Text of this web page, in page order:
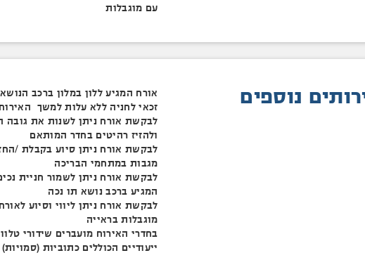
עם מוגבלות
נוספים
אורח המגיע ללון במלון ברכב
זכאי לחניה ללא עלות למשך האירוח
לבקשת אורח ניתן לשנות את גובה
ולהזיז רהיטים בחדר המותאם
לבקשת אורח ניתן סיוע בקבלת /
מגבות במתחמי הבריכה
לבקשת אורח ניתן לשמור חניית
המגיע ברכב נושא תו נכה
לבקשת אורח ניתן ליווי וסיוע
מוגבלות בראייה
בחדרי האירוח מועברים שידורי
ייעודיים הכוללים כתוביות (סמויות)